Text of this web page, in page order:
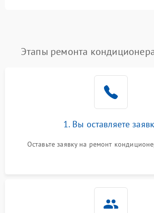
Этапы ремонта
1. Вы оставляете
Оставьте заявку на ремонт